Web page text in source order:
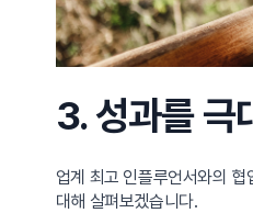
3. 성과를 극
업계 최고 인플루언서와의
대해 살펴보겠습니다.